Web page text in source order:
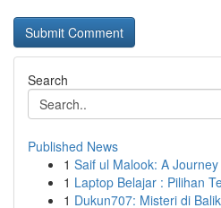
Search
Published News
1 Saif ul Malook: A
1 Laptop Belajar : Pilihan
1 Dukun707: Misteri di